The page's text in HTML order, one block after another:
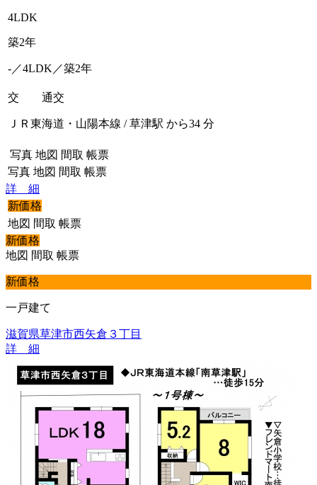
4LDK
築2年
-／4LDK／築2年
交 通交
ＪＲ東海道・山陽本線 / 草津駅 から34 分
写真 地図 間取 帳票
写真 地図 間取 帳票
詳 細
新価格
地図 間取 帳票
新価格
地図 間取 帳票
新価格
一戸建て
滋賀県草津市西矢倉３丁目
詳 細